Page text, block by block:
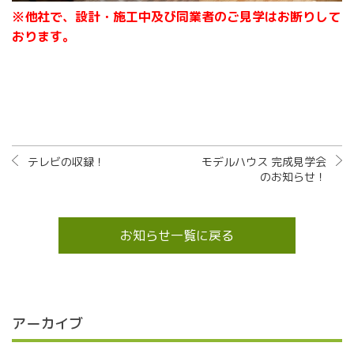
※他社で、設計・施工中及び同業者のご見学はお断りして
おります。
テレビの収録！
モデルハウス 完成見学会
のお知らせ！
お知らせ一覧に戻る
アーカイブ